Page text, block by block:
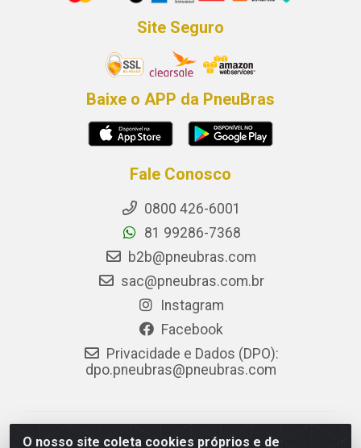
O nosso site coleta cookies próprios e de
Site Seguro
Baixe o APP da PneuBras
Fale Conosco
0800 426-6001
81 99286-7368
b2b@pneubras.com
sac@pneubras.com.br
Instagram
Facebook
Privacidade e Dados (DPO):
dpo.pneubras@pneubras.com
PneuBras - Rodovia BR-101, KM 82 - Prazeres,